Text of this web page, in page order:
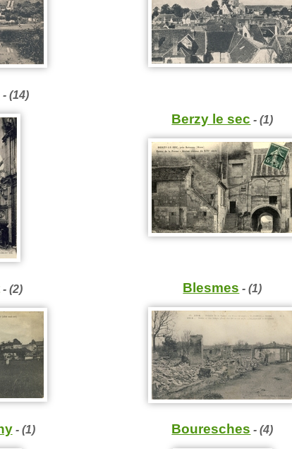
- (14)
Berzy le sec - (1)
- (2) Blesmes - (1)
- (1) Bouresches - (4)